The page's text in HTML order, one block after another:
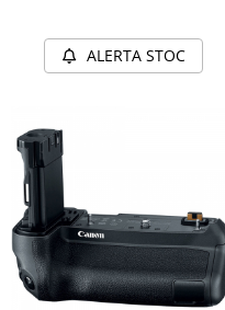
ALERTA STOC